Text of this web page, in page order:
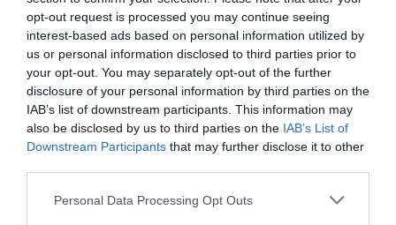
opt-out request is processed you may continue seeing
interest-based ads based on personal information utilized by
us or personal information disclosed to third parties prior to
your opt-out. You may separately opt-out of the further
disclosure of your personal information by third parties on the
IAB’s list of downstream participants. This information may
also be disclosed by us to third parties on the IAB’s List of
Downstream Participants that may further disclose it to other
Personal Data Processing Opt Outs